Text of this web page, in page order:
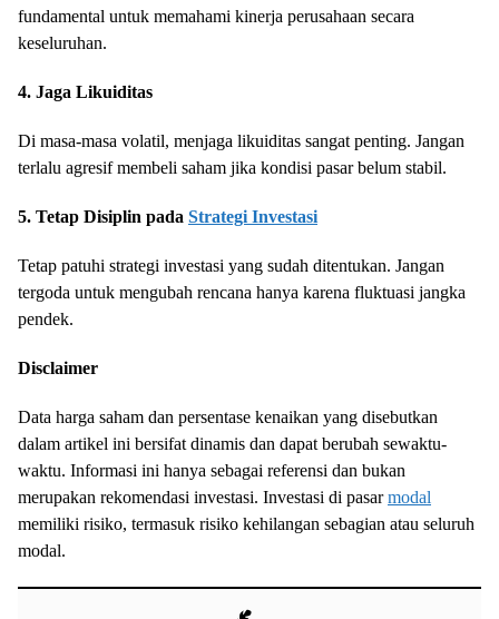
fundamental untuk memahami kinerja perusahaan secara
keseluruhan.
4. Jaga Likuiditas
Di masa-masa volatil, menjaga likuiditas sangat penting. Jangan
terlalu agresif membeli saham jika kondisi pasar belum stabil.
5. Tetap Disiplin pada Strategi Investasi
Tetap patuhi strategi investasi yang sudah ditentukan. Jangan
tergoda untuk mengubah rencana hanya karena fluktuasi jangka
pendek.
Disclaimer
Data harga saham dan persentase kenaikan yang disebutkan
dalam artikel ini bersifat dinamis dan dapat berubah sewaktu-
waktu. Informasi ini hanya sebagai referensi dan bukan
merupakan rekomendasi investasi. Investasi di pasarmodal
memiliki risiko, termasuk risiko kehilangan sebagian atau seluruh
modal.